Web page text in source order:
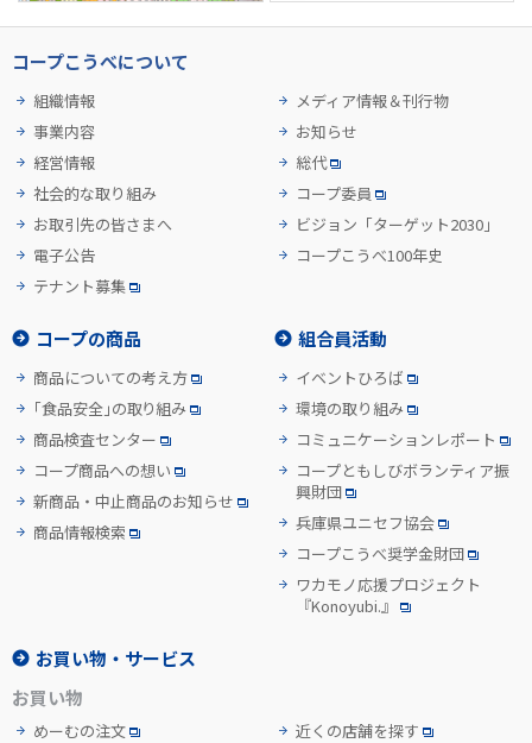
コープこうべについて
組織情報
事業内容
経営情報
社会的な取り組み
お取引先の皆さまへ
電子公告
テナント募集
メディア情報＆刊行物
お知らせ
総代
コープ委員
ビジョン「ターゲット2030」
コープこうべ100年史
コープの商品
商品についての考え方
「食品安全」の取り組み
商品検査センター
コープ商品への想い
新商品・中止商品のお知らせ
商品情報検索
組合員活動
イベントひろば
環境の取り組み
コミュニケーションレポート
コープともしびボランティア振
興財団
兵庫県ユニセフ協会
コープこうべ奨学金財団
ワカモノ応援プロジェクト
『Konoyubi.』
お買い物・サービス
お買い物
めーむの注文
近くの店舗を探す